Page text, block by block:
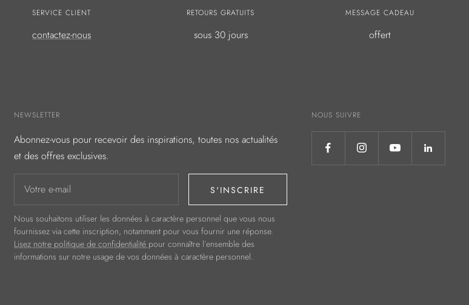
SERVICE CLIENT
contactez-nous
RETOURS GRATUITS
sous 30 jours
MESSAGE CADEAU
offert
NEWSLETTER
Abonnez-vous pour recevoir des inspirations, toutes nos actualités
et des offres exclusives.
Votre e-mail S'INSCRIRE
Nous souhaitons utiliser les données à caractère personnel que vous nous
fournissez via cette inscription, notamment pour vous fournir une réponse.
Lisez notre politique de confidentialité pour connaître l’ensemble des
informations sur notre usage de vos données à caractère personnel.
NOUS SUIVRE